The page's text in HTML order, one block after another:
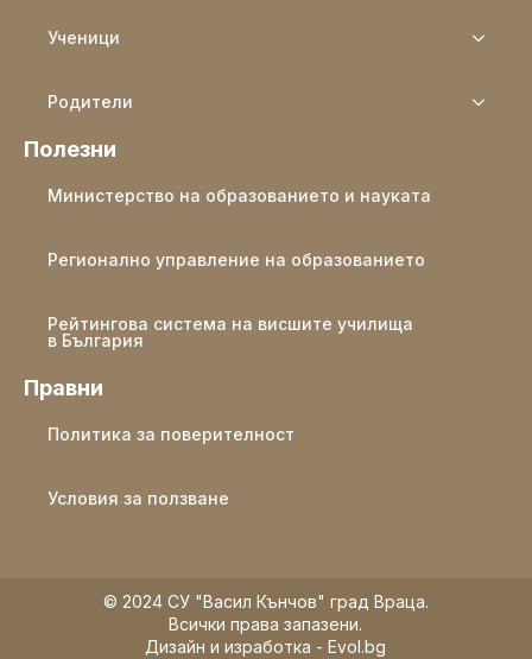
Ученици
Родители
Полезни
Министерство на образованието и науката
Регионално управление на образованието
Рейтингова система на висшите училища
в България
Правни
Политика за поверителност
Условия за ползване
© 2024 СУ "Васил Кънчов" град Враца.
Всички права запазени.
Дизайн и изработка - Evol.bg